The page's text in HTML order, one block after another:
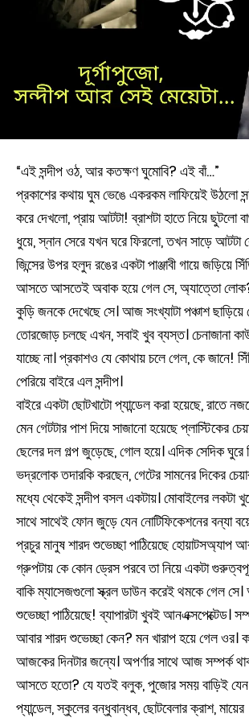
“এই সন্দীপ ওঠ, আর কতক্ষণ ঘুমোবি? এই বাঁ…”
প্রকাশের কথায় ঘুম ভেঙে একরকম লাফিয়েই উঠলো
করে দেখলো, প্রায় আটটা! ব্রাশটা হাতে নিয়ে ছুটলো
ধুয়ে, স্নান সেরে যখন ঘরে ফিরলো, তখন সাড়ে আটটা
জিন্সের উপর হলুদ রঙের একটা পাঞ্জাবী গায়ে জড়িয়ে
আসতে আসতেই অবাক হয়ে গেল সে, অ্যাত্তো লোক?
কুড়ি জনকে দেখেছে সে। আজ সংখ্যাটা পঞ্চাশ ছাড়িয়ে
তোরজোড় চলছে এখন, সবাই খুব ব্যস্ত। চেনাজানা
যাচ্ছে না। প্রকাশও যে কোথায় চলে গেল, কে জানে!
পেরিয়ে বাইরে এল সন্দীপ।
বাইরে একটা ছোটখাটো প্যান্ডেল করা হয়েছে, রাতে
মেন গেটটার পাশ দিয়ে সাজানো হয়েছে প্লাস্টিকের
ছেলের দল গল্প জুড়েছে, গোল হয়ে। এদিক সেদিক ঘুরে
ভদ্রলোক তদারকি করছেন, গেটের সামনের দিকের
মধ্যে থেকেই সন্দীপ বসল একটায়। মোবাইলের লকটা
সাথে সাথেই ফোন জুড়ে যেন নোটিফিকেশনের বন্যা
প্রচুর মানুষ শারদ শুভেচ্ছা পাঠিয়েছে হোয়াটসঅ্যাপ
গ্রুপটায় কে কোন ড্রেস পরবে তা নিয়ে একটা
বাকি ম্যাসেজগুলো স্ক্রল ডাউন করেই থমকে গেল সে।
শুভেচ্ছা পাঠিয়েছে! ব্যাপারটা খুবই আনএক্সপেক্টেড।
আবার শারদ শুভেচ্ছা কেন? মন খারাপ হয়ে গেল ওর।
আজকের দিনটার জন্যে। অপর্ণার সাথে আজ সম্পর্ক
আসতে হতো? যে যতই বলুক, পুজোর সময় বাড়িই যেন
প্যান্ডেল, স্কুলের বন্ধুবান্ধব, ছোটবেলার ক্রাশ, মায়ের